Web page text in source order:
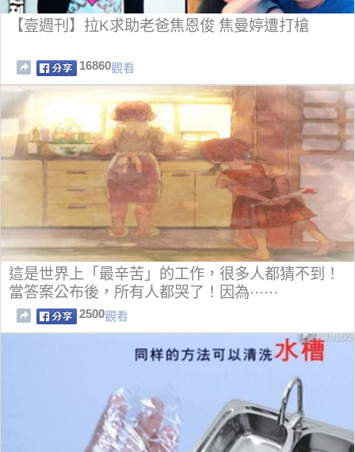
【壹週刊】拉K求助老爸焦恩俊 焦曼婷遭打槍
16860觀看
這是世界上「最辛苦」的工作，很多人都猜不到！
當答案公布後，所有人都哭了！因為······
2500觀看